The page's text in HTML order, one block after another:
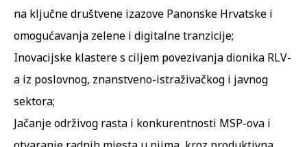
na ključne društvene izazove Panonske Hrvatske i
omogućavanja zelene i digitalne tranzicije;
Inovacijske klastere s ciljem povezivanja dionika RLV-
a iz poslovnog, znanstveno-istraživačkog i javnog
sektora;
Jačanje održivog rasta i konkurentnosti MSP-ova i